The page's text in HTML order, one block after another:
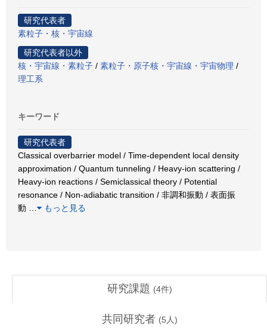
研究代表者
素粒子・核・宇宙線
研究代表者以外
核・宇宙線・素粒子 / 素粒子・原子核・宇宙線・宇宙物理 /
理工系
キーワード
研究代表者
Classical overbarrier model / Time-dependent local density
approximation / Quantum tunneling / Heavy-ion scattering /
Heavy-ion reactions / Semiclassical theory / Potential
resonance / Non-adiabatic transition / 非調和振動 / 表面振
動
もっと見る
研究課題 (4件)
共同研究者 (5 人)